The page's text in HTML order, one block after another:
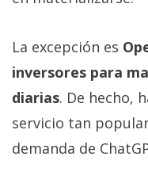
La excepción es
inversores para
diarias. De hecho,
servicio tan
demanda de